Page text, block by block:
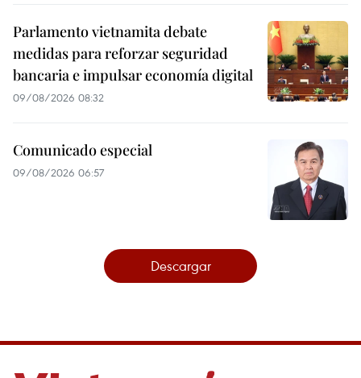
Parlamento vietnamita debate
medidas para reforzar seguridad
bancaria e impulsar economía digital
09/08/2026 08:32
Comunicado especial
09/08/2026 06:57
Descargar